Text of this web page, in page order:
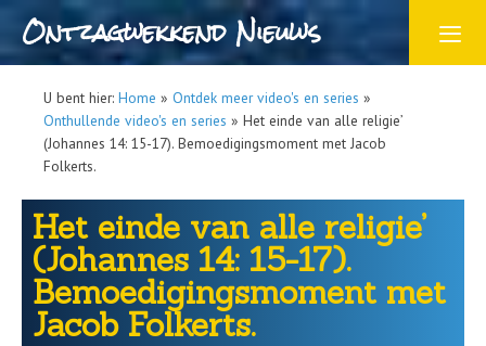
Ontzagwekkend Nieuws
U bent hier: Home » Ontdek meer video's en series »
Onthullende video's en series » Het einde van alle religie’
(Johannes 14: 15-17). Bemoedigingsmoment met Jacob
Folkerts.
Het einde van alle religie’
(Johannes 14: 15-17).
Bemoedigingsmoment met
Jacob Folkerts.